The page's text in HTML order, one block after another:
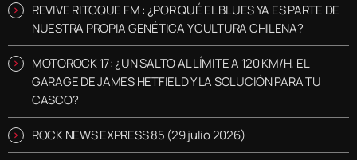
REVIVE RITOQUE FM : ¿POR QUÉ EL BLUES YA ES PARTE DE
NUESTRA PROPIA GENÉTICA Y CULTURA CHILENA?
MOTOROCK 17: ¿UN SALTO AL LÍMITE A 120 KM/H, EL
GARAGE DE JAMES HETFIELD Y LA SOLUCIÓN PARA TU
CASCO?
ROCK NEWS EXPRESS 85 (29 julio 2026)